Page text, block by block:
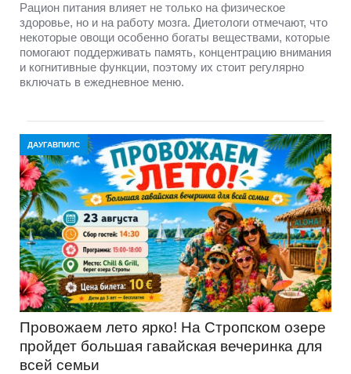
Рацион питания влияет не только на физическое
здоровье, но и на работу мозга. Диетологи отмечают, что
некоторые овощи особенно богаты веществами, которые
помогают поддерживать память, концентрацию внимания
и когнитивные функции, поэтому их стоит регулярно
включать в ежедневное меню.
ДАУГАВПИЛС
Провожаем лето ярко! На Стропском озере
пройдет большая гавайская вечеринка для
всей семьи